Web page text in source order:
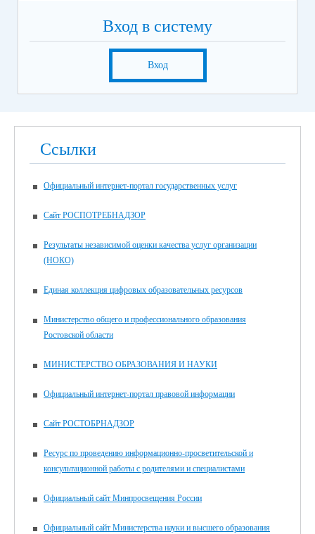
Вход в систему
Вход
Ссылки
Официальный интернет-портал государственных услуг
Сайт РОСПОТРЕБНАДЗОР
Результаты независимой оценки качества услуг организации
(НОКО)
Единая коллекция цифровых образовательных ресурсов
Министерство общего и профессионального образования
Ростовской области
МИНИСТЕРСТВО ОБРАЗОВАНИЯ И НАУКИ
Официальный интернет-портал правовой информации
Сайт РОСТОБРНАДЗОР
Ресурс по проведению информационно-просветительской и
консультационной работы с родителями и специалистами
Официальный сайт Минпросвещения России
Официальный сайт Министерства науки и высшего образования